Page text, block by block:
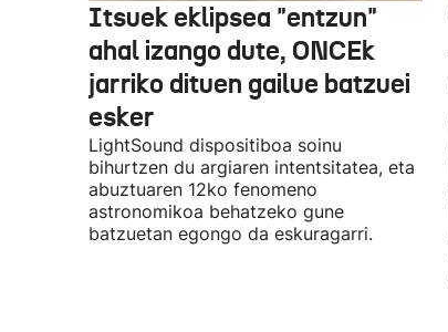
Itsuek eklipsea "entzun"
ahal izango dute, ONCEk
jarriko dituen gailue batzuei
esker
LightSound dispositiboa soinu
bihurtzen du argiaren intentsitatea, eta
abuztuaren 12ko fenomeno
astronomikoa behatzeko gune
batzuetan egongo da eskuragarri.